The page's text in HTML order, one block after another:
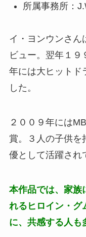
所属事務所：
イ・ヨンウンさん
ビュー。翌年１９
年には大ヒットド
した。
２００９年には
賞。３人の子供を
優として活躍され
本作品では、家族
れるヒロイン・グ
に、共感する人も